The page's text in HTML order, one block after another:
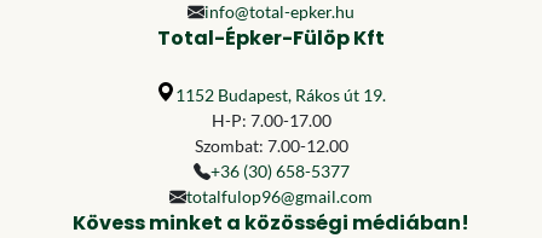
info@total-epker.hu
Total-Épker-Fülöp Kft
1152 Budapest, Rákos út 19.
H-P: 7.00-17.00
Szombat: 7.00-12.00
+36 (30) 658-5377
totalfulop96@gmail.com
Kövess minket a közösségi médiában!